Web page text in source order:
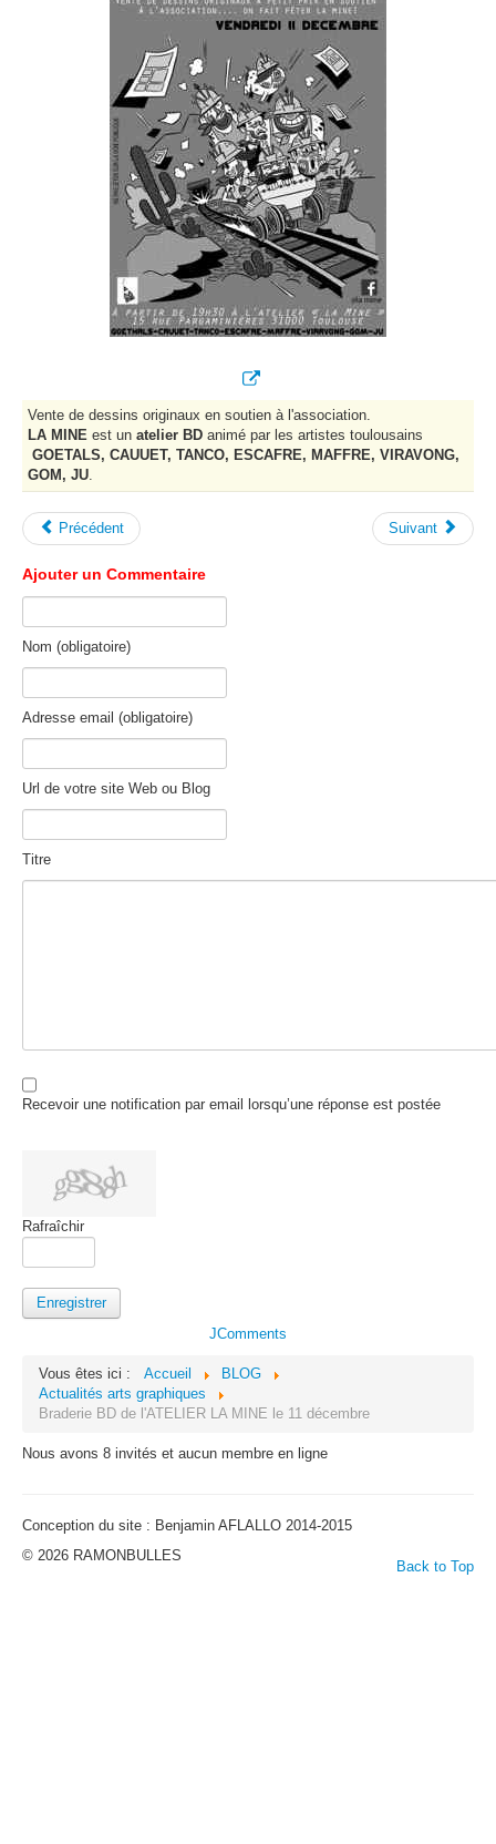
Vente de dessins originaux en soutien à l'association.
LA MINE est un atelier BD animé par les artistes toulousains
GOETALS, CAUUET, TANCO, ESCAFRE, MAFFRE, VIRAVONG,
GOM, JU
Précédent Suivant
Ajouter un Commentaire
Nom (obligatoire)
Adresse email (obligatoire)
Url de votre site Web ou Blog
Titre
Recevoir une notification par email lorsqu’une réponse est postée
Rafraîchir
Enregistrer
JComments
Vous êtes ici : Accueil
BLOG
Actualités arts graphiques
Braderie BD de l'ATELIER LA MINE le 11 décembre
Nous avons 8 invités et aucun membre en ligne
Conception du site : Benjamin AFLALLO 2014-2015
Back to Top
© 2026 RAMONBULLES